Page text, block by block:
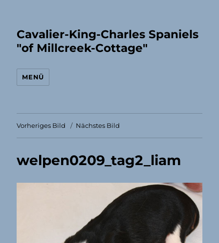
Cavalier-King-Charles Spaniels
"of Millcreek-Cottage"
MENÜ
Vorheriges Bild Nächstes Bild
welpen0209_tag2_liam